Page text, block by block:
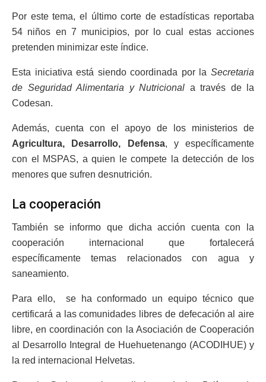
Por este tema, el último corte de estadísticas reportaba
54 niños en 7 municipios, por lo cual estas acciones
pretenden minimizar este índice.
Esta iniciativa está siendo coordinada por la Secretaria
de Seguridad Alimentaria y Nutricional a través de la
Codesan.
Además, cuenta con el apoyo de los ministerios de
Agricultura, Desarrollo, Defensa, y específicamente
con el MSPAS, a quien le compete la detección de los
menores que sufren desnutrición.
La cooperación
También se informo que dicha acción cuenta con la
cooperación internacional que fortalecerá
específicamente temas relacionados con agua y
saneamiento.
Para ello, se ha conformado un equipo técnico que
certificará a las comunidades libres de defecación al aire
libre, en coordinación con la Asociación de Cooperación
al Desarrollo Integral de Huehuetenango (ACODIHUE) y
la red internacional Helvetas.